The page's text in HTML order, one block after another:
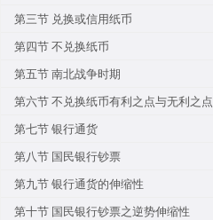
第三节 兑换或信用纸币
第四节 不兑换纸币
第五节 南北战争时期
第六节 不兑换纸币有利之点与无利之点
第七节 银行通货
第八节 国民银行钞票
第九节 银行通货的伸缩性
第十节 国民银行钞票之逆势伸缩性